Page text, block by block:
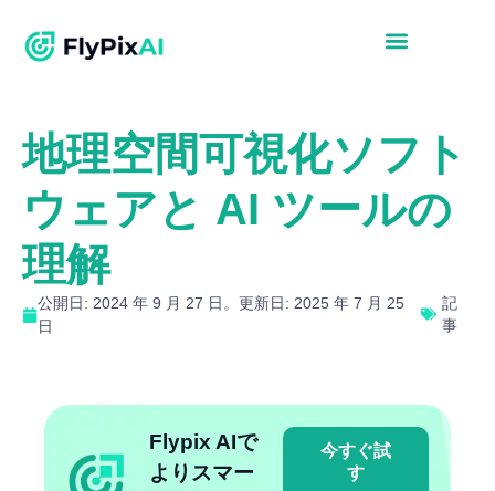
地理空間可視化ソフト
ウェアと AI ツールの
理解
公開日: 2024 年 9 月 27 日。更新日: 2025 年 7 月 25
日
記
事
Flypix AIで
よりスマー
今すぐ試
す